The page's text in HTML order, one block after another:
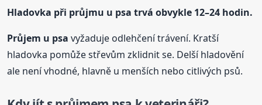
Hladovka při průjmu u psa trvá obvykle 12–24 hodin.
Průjem u psa vyžaduje odlehčení trávení. Kratší
hladovka pomůže střevům zklidnit se. Delší hladovění
ale není vhodné, hlavně u menších nebo citlivých psů.